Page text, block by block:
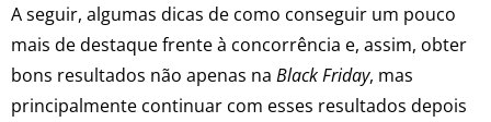
A seguir, algumas dicas de como conseguir um pouco
mais de destaque frente à concorrência e, assim, obter
bons resultados não apenas na Black Friday, mas
principalmente continuar com esses resultados depois